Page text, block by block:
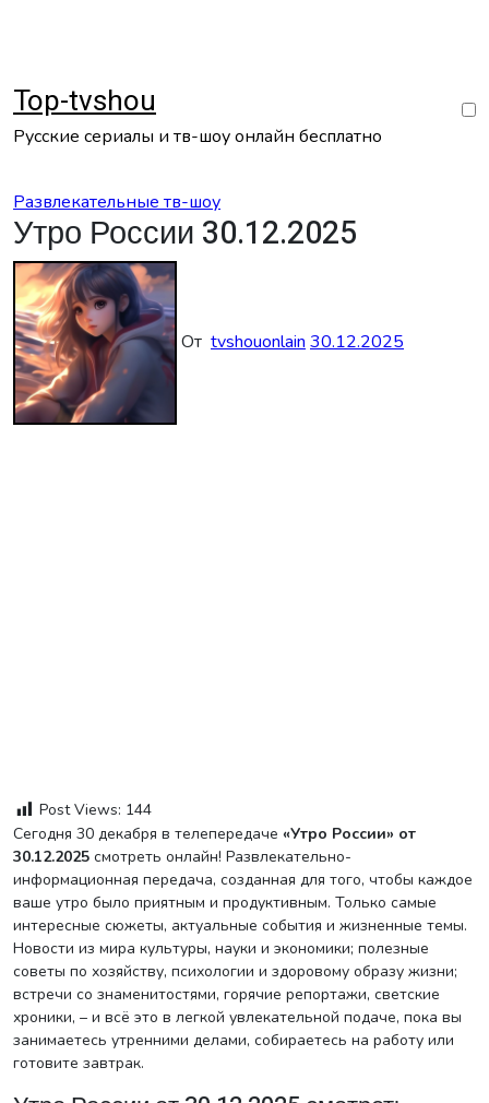
Top-tvshou
Русские сериалы и тв-шоу онлайн бесплатно
Развлекательные тв-шоу
Утро России 30.12.2025
От tvshouonlain 30.12.2025
Post Views: 144
Сегодня 30 декабря в телепередаче «Утро России» от
30.12.2025 смотреть онлайн! Развлекательно-
информационная передача, созданная для того, чтобы каждое
ваше утро было приятным и продуктивным. Только самые
интересные сюжеты, актуальные события и жизненные темы.
Новости из мира культуры, науки и экономики; полезные
советы по хозяйству, психологии и здоровому образу жизни;
встречи со знаменитостями, горячие репортажи, светские
хроники, – и всё это в легкой увлекательной подаче, пока вы
занимаетесь утренними делами, собираетесь на работу или
готовите завтрак.